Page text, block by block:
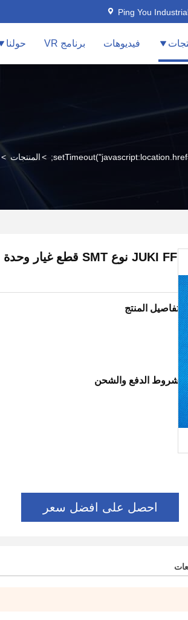
Ping You
فيديوهات برنامج VR حولنا
>المنتجات >
تفاصيل المنتج
شروط الدفع والشحن
احصل على افضل سعر